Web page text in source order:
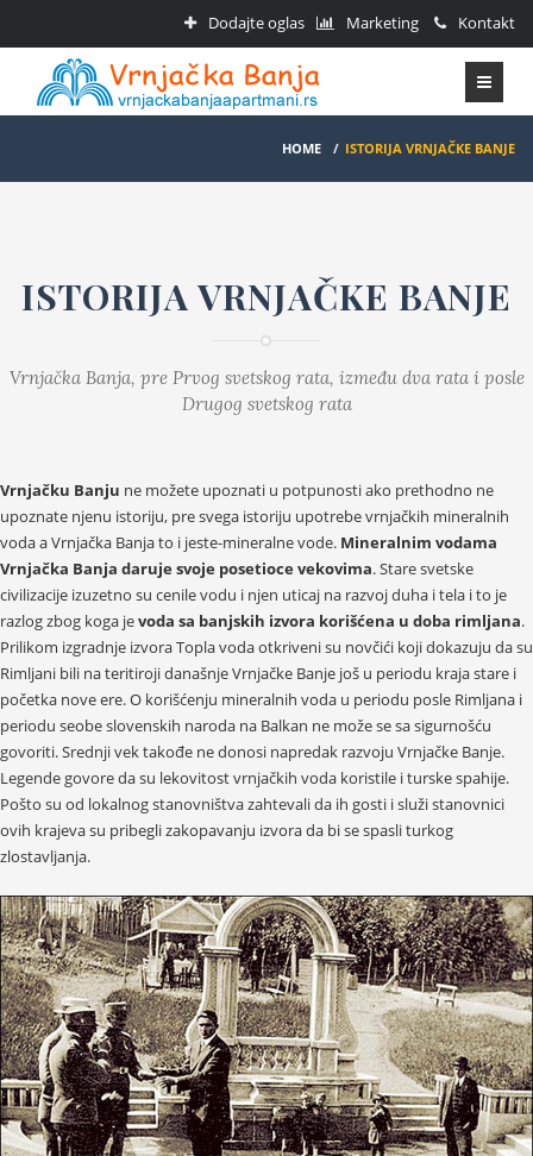
Dodajte oglas Marketing Kontakt
HOME / ISTORIJA VRNJAČKE BANJE
ISTORIJA VRNJAČKE BANJE
Vrnjačka Banja, pre Prvog svetskog rata, između dva rata i posle
Drugog svetskog rata
Vrnjačku Banju ne možete upoznati u potpunosti ako prethodno ne
upoznate njenu istoriju, pre svega istoriju upotrebe vrnjačkih mineralnih
voda a Vrnjačka Banja to i jeste-mineralne vode. Mineralnim vodama
Vrnjačka Banja daruje svoje posetioce vekovima. Stare svetske
civilizacije izuzetno su cenile vodu i njen uticaj na razvoj duha i tela i to je
razlog zbog koga jevoda sa banjskih izvora korišćena u doba rimljana.
Prilikom izgradnje izvora Topla voda otkriveni su novčići koji dokazuju da su
Rimljani bili na teritiroji današnje Vrnjačke Banje još u periodu kraja stare i
početka nove ere. O korišćenju mineralnih voda u periodu posle Rimljana i
periodu seobe slovenskih naroda na Balkan ne može se sa sigurnošću
govoriti. Srednji vek takođe ne donosi napredak razvoju Vrnjačke Banje.
Legende govore da su lekovitost vrnjačkih voda koristile i turske spahije.
Pošto su od lokalnog stanovništva zahtevali da ih gosti i služi stanovnici
ovih krajeva su pribegli zakopavanju izvora da bi se spasli turkog
zlostavljanja.